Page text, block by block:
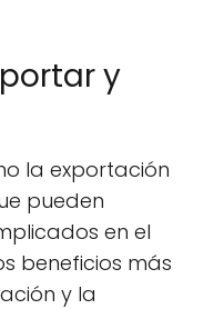
y
la exportación
pueden
en el
beneficios más
y la